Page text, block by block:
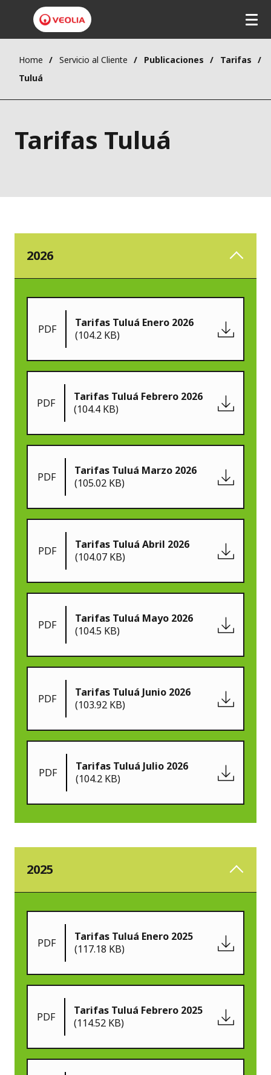
Home Servicio al Cliente Publicaciones
Tarifas
Tuluá
Tarifas Tuluá
2026
PDF
Tarifas Tuluá Enero 2026
(104.2 KB)
PDF
Tarifas Tuluá Febrero 2026
(104.4 KB)
PDF
Tarifas Tuluá Marzo 2026
(105.02 KB)
PDF
Tarifas Tuluá Abril 2026
(104.07 KB)
PDF
Tarifas Tuluá Mayo 2026
(104.5 KB)
PDF
Tarifas Tuluá Junio 2026
(103.92 KB)
PDF
Tarifas Tuluá Julio 2026
(104.2 KB)
2025
PDF
Tarifas Tuluá Enero 2025
(117.18 KB)
PDF
Tarifas Tuluá Febrero 2025
(114.52 KB)